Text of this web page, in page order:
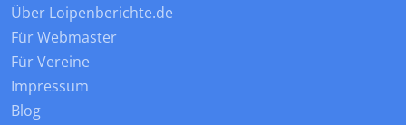
Über Loipenberichte.de
Für Webmaster
Für Vereine
Impressum
Blog